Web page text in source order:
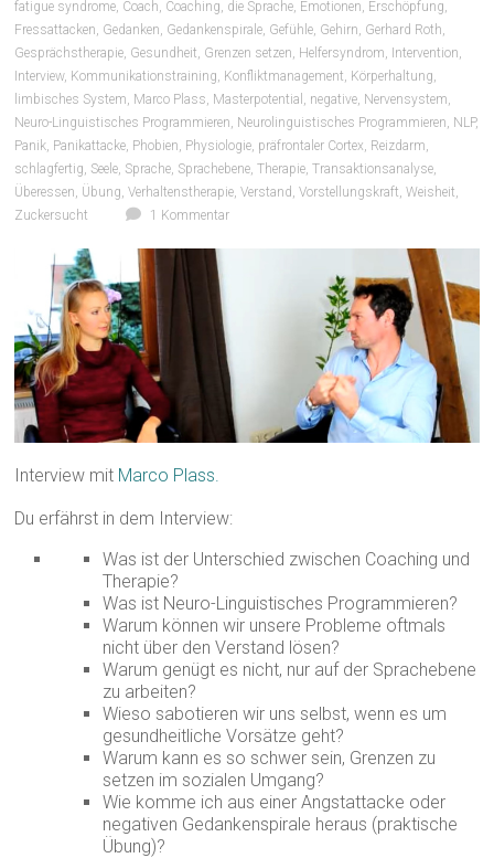
fatigue syndrome, Coach, Coaching, die Sprache, Emotionen, Erschöpfung,
Fressattacken, Gedanken, Gedankenspirale, Gefühle, Gehirn, Gerhard Roth,
Gesprächstherapie, Gesundheit, Grenzen setzen, Helfersyndrom, Intervention,
Interview, Kommunikationstraining, Konfliktmanagement, Körperhaltung,
limbisches System, Marco Plass, Masterpotential , negative, Nervensystem,
Neuro-Linguistisches Programmieren, Neurolinguistisches Programmieren, NLP,
Panik, Panikattacke, Phobien, Physiologie, präfrontaler Cortex, Reizdarm,
schlagfertig, Seele, Sprache, Sprachebene,Therapie,Transaktionsanalyse,
Überessen, Übung,Verhaltenstherapie,Verstand ,Vorstellungskraft,Weisheit,
Zuckersucht
1 Kommentar
Interview mit Marco Plass.
Du erfährst in dem Interview:
Was ist der Unterschied zwischen Coaching und
Therapie?
Was ist Neuro-Linguistisches Programmieren?
Warum können wir unsere Probleme oftmals
nicht über den Verstand lösen?
Warum genügt es nicht, nur auf der Sprachebene
zu arbeiten?
Wieso sabotieren wir uns selbst, wenn es um
gesundheitliche Vorsätze geht?
Warum kann es so schwer sein, Grenzen zu
setzen im sozialen Umgang?
Wie komme ich aus einer Angstattacke oder
negativen Gedankenspirale heraus (praktische
Übung)?